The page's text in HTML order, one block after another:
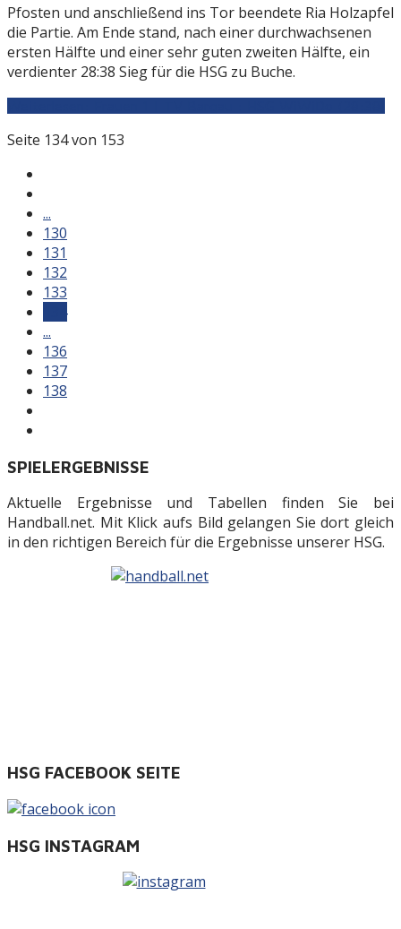
Pfosten und anschließend ins Tor beendete Ria Holzapfel
die Partie. Am Ende stand, nach einer durchwachsenen
ersten Hälfte und einer sehr guten zweiten Hälfte, ein
verdienter 28:38 Sieg für die HSG zu Buche.
Seite 134 von 153
...
130
131
132
133
...
136
137
138
SPIELERGEBNISSE
Aktuelle Ergebnisse und Tabellen finden Sie bei
Handball.net. Mit Klick aufs Bild gelangen Sie dort gleich
in den richtigen Bereich für die Ergebnisse unserer HSG.
HSG FACEBOOK SEITE
HSG INSTAGRAM